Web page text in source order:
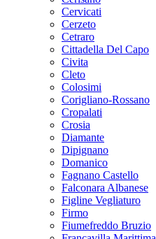
Cervicati
Cerzeto
Cetraro
Cittadella Del Capo
Civita
Cleto
Colosimi
Corigliano-Rossano
Cropalati
Crosia
Diamante
Dipignano
Domanico
Fagnano Castello
Falconara Albanese
Figline Vegliaturo
Firmo
Fiumefreddo Bruzio